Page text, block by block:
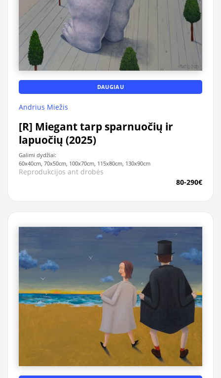
DAUGIAU
Andrius Miežis
[R] Miegant tarp sparnuočių ir
lapuočių (2025)
Galimi dydžiai:
60x40cm, 70x50cm, 100x70cm, 115x80cm, 130x90cm
Reprodukcijos ant drobės
80-290€